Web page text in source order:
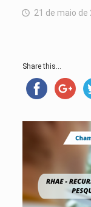
21 de maio de
Share this...